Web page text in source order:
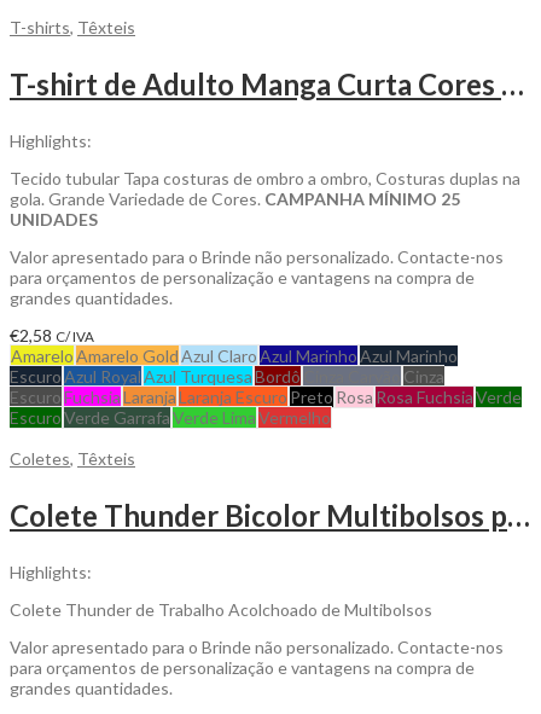
T-shirts, Têxteis
T-shirt de Adulto Manga Curta Cores 150gr para Personalizar
Highlights:
Tecido tubular Tapa costuras de ombro a ombro, Costuras duplas na
gola. Grande Variedade de Cores. CAMPANHA MÍNIMO 25
UNIDADES
Valor apresentado para o Brinde não personalizado. Contacte-nos
para orçamentos de personalização e vantagens na compra de
grandes quantidades.
€2,58 C/ IVA
AmareloAmarelo GoldAzul ClaroAzul MarinhoAzul Marinho
EscuroAzul RoyalAzul TurquesaBordô
Cinza
EscuroFuchsiaLaranjaLaranja Escuro Preto Rosa Rosa FuchsiaVerde
EscuroVerde GarrafaVerde LimaVermelho
Coletes, Têxteis
Colete Thunder Bicolor Multibolsos para personalizar
Highlights:
Colete Thunder de Trabalho Acolchoado de Multibolsos
Valor apresentado para o Brinde não personalizado. Contacte-nos
para orçamentos de personalização e vantagens na compra de
grandes quantidades.